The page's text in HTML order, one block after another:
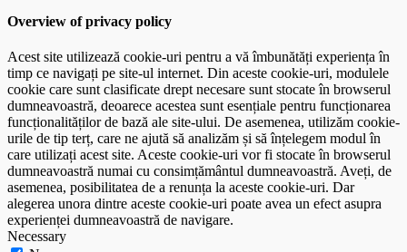
Overview of privacy policy
Acest site utilizează cookie-uri pentru a vă îmbunătăți experiența în
timp ce navigați pe site-ul internet. Din aceste cookie-uri, modulele
cookie care sunt clasificate drept necesare sunt stocate în browserul
dumneavoastră, deoarece acestea sunt esențiale pentru funcționarea
funcționalităților de bază ale site-ului. De asemenea, utilizăm cookie-
urile de tip terț, care ne ajută să analizăm și să înțelegem modul în
care utilizați acest site. Aceste cookie-uri vor fi stocate în browserul
dumneavoastră numai cu consimțământul dumneavoastră. Aveți, de
asemenea, posibilitatea de a renunța la aceste cookie-uri. Dar
alegerea unora dintre aceste cookie-uri poate avea un efect asupra
experienței dumneavoastră de navigare.
Necessary